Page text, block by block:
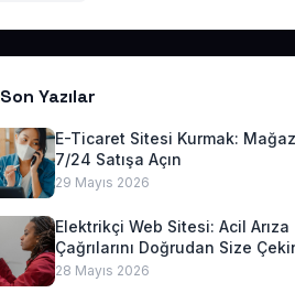
Son Yazılar
E-Ticaret Sitesi Kurmak:
7/24 Satışa Açın
29 Mayıs 2026
Elektrikçi Web Sitesi: Acil Arıza
Çağrılarını Doğrudan Size
28 Mayıs 2026